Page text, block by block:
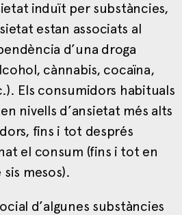
induït per substàncies,
estan associats al
d’una droga
cànnabis, cocaïna,
Els consumidors habituals
nivells d’ansietat més alts
fins i tot després
el consum (fins i tot en
mesos).
d’algunes substàncies